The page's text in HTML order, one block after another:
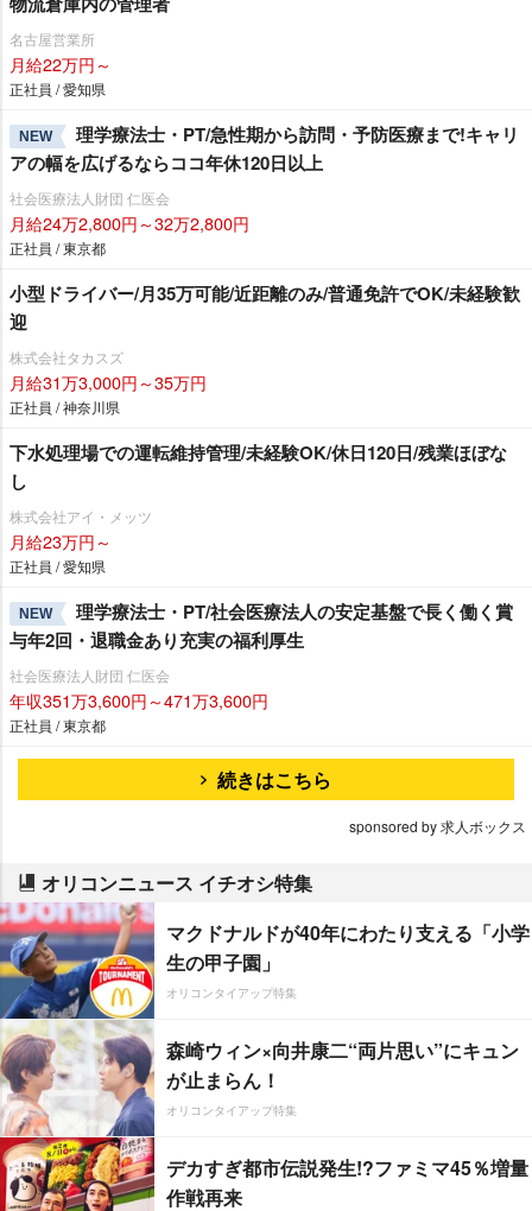
名古屋営業所
月給22万円～
正社員 / 愛知県
NEW
理学療法士・PT/急性期から訪問・予防医療まで!キャリ
アの幅を広げるならココ年休120日以上
社会医療法人財団 仁医会
月給24万2,800円～32万2,800円
正社員 / 東京都
小型ドライバー/月35万可能/近距離のみ/普通免許でOK/未経験歓
迎
株式会社タカスズ
月給31万3,000円～35万円
正社員 / 神奈川県
下水処理場での運転維持管理/未経験OK/休日120日/残業ほぼな
し
株式会社アイ・メッツ
月給23万円～
正社員 / 愛知県
NEW
理学療法士・PT/社会医療法人の安定基盤で長く働く賞
与年2回・退職金あり充実の福利厚生
社会医療法人財団 仁医会
年収351万3,600円～471万3,600円
正社員 / 東京都
続きはこちら
sponsored by 求人ボックス
オリコンニュース イチオシ特集
マクドナルドが40年にわたり支える「小学
生の甲子園」
オリコンタイアップ特集
森崎ウィン×向井康二“両片思い”にキュン
が止まらん！
オリコンタイアップ特集
デカすぎ都市伝説発生!?ファミマ45％増量
作戦再来